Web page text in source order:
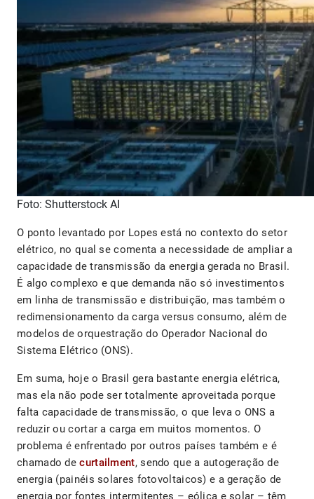
Foto: Shutterstock AI
O ponto levantado por Lopes está no contexto do setor
elétrico, no qual se comenta a necessidade de ampliar a
capacidade de transmissão da energia gerada no Brasil.
É algo complexo e que demanda não só investimentos
em linha de transmissão e distribuição, mas também o
redimensionamento da carga versus consumo, além de
modelos de orquestração do Operador Nacional do
Sistema Elétrico (ONS).
Em suma, hoje o Brasil gera bastante energia elétrica,
mas ela não pode ser totalmente aproveitada porque
falta capacidade de transmissão, o que leva o ONS a
reduzir ou cortar a carga em muitos momentos. O
problema é enfrentado por outros países também e é
chamado decurtailment, sendo que a autogeração de
energia (painéis solares fotovoltaicos) e a geração de
energia por fontes intermitentes – eólica e solar – têm